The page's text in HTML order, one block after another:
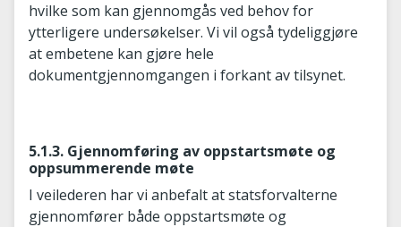
hvilke som kan gjennomgås ved behov for
ytterligere undersøkelser. Vi vil også tydeliggjøre
at embetene kan gjøre hele
dokumentgjennomgangen i forkant av tilsynet.
5.1.3. Gjennomføring av oppstartsmøte og
oppsummerende møte
I veilederen har vi anbefalt at statsforvalterne
gjennomfører både oppstartsmøte og